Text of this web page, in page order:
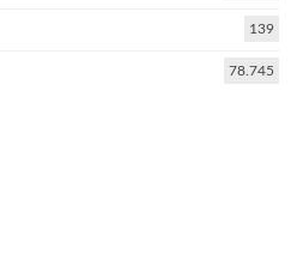
139
78.745